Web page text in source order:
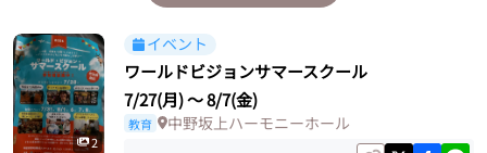
2
イベント
ワールドビジョンサマースクール
7/27(月)〜8/7(金)
教育 中野坂上ハーモニーホール